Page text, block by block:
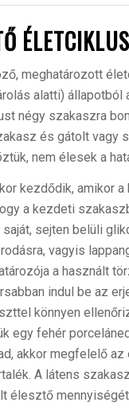
meghatározott
alatti)
négy szakaszra
és gátolt vagy
nem élesek a
kezdődik, amikor
a kezdeti
sejten belüli
vagyis
a használt
indul be az
könnyen
egy fehér
akkor megfelelő
A látens
élesztő